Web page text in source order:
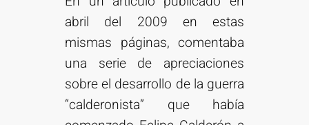
abril del 2009 en estas
mismas páginas, comentaba
una serie de apreciaciones
sobre el desarrollo de la guerra
“calderonista” que había